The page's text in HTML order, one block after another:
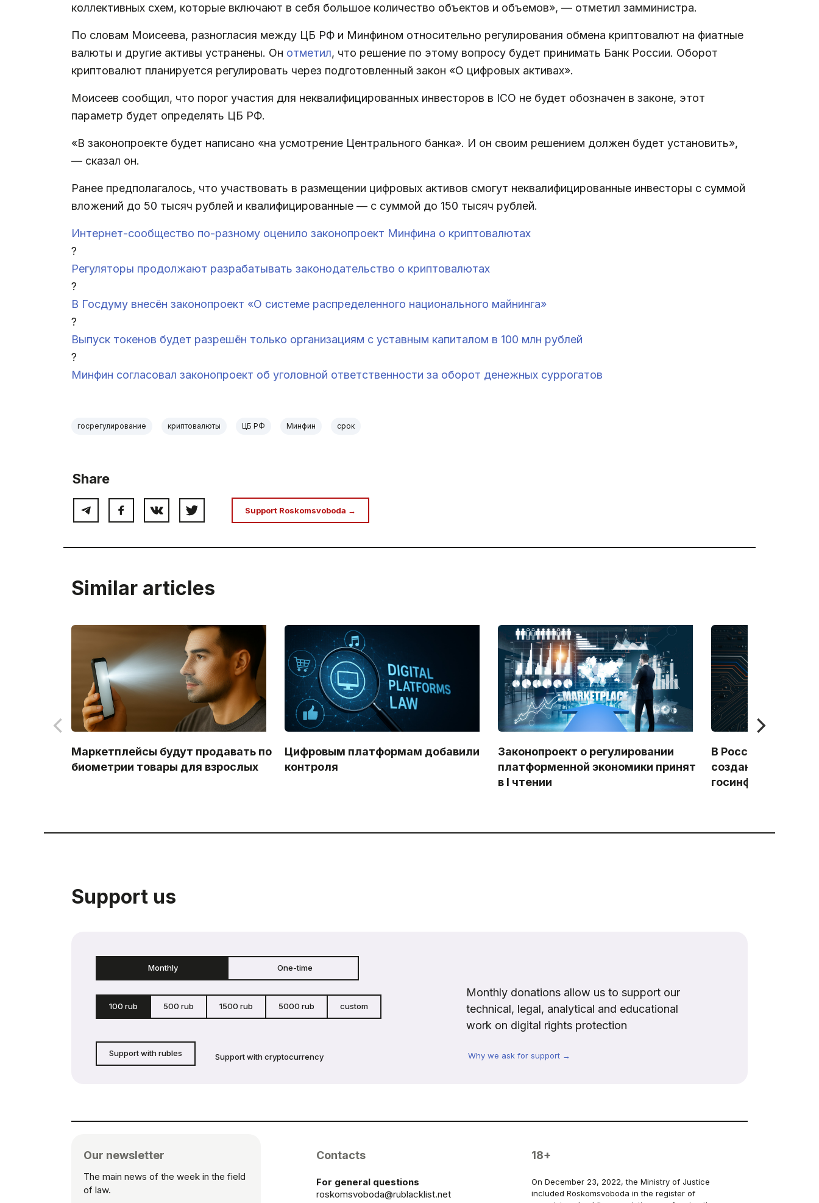
коллективных схем, которые включают в себя большое количество объектов и объемов», — отметил замминистра.
По словам Моисеева, разногласия между ЦБ РФ и Минфином относительно регулирования обмена криптовалют на фиатные
валюты и другие активы устранены. Он отметил, что решение по этому вопросу будет принимать Банк России. Оборот
криптовалют планируется регулировать через подготовленный закон «О цифровых активах».
Моисеев сообщил, что порог участия для неквалифицированных инвесторов в ICO не будет обозначен в законе, этот
параметр будет определять ЦБ РФ.
«В законопроекте будет написано «на усмотрение Центрального банка». И он своим решением должен будет установить»,
— сказал он.
Ранее предполагалось, что участвовать в размещении цифровых активов смогут неквалифицированные инвесторы с суммой
вложений до 50 тысяч рублей и квалифицированные — с суммой до 150 тысяч рублей.
Интернет-сообщество по-разному оценило законопроект Минфина о криптовалютах
?
Регуляторы продолжают разрабатывать законодательство о криптовалютах
?
В Госдуму внесён законопроект «О системе распределенного национального майнинга»
?
Выпуск токенов будет разрешён только организациям с уставным капиталом в 100 млн рублей
?
Минфин согласовал законопроект об уголовной ответственности за оборот денежных суррогатов
госрегулирование криптовалюты ЦБ РФ Минфин срок
Share
Support Roskomsvoboda →
Similar articles
Маркетплейсы будут продавать по
биометрии товары для взрослых
Цифровым платформам добавили
контроля
Законопроект о регулировании
платформенной экономики принят
в I чтении
В России
создания и
госинформсистем
Support us
Monthly One-time
100 rub 500 rub 1500 rub 5000 rub custom
Support with rubles Support with cryptocurrency
Monthly donations allow us to support our
technical, legal, analytical and educational
work on digital rights protection
Why we ask for support →
Our newsletter
The main news of the week in the field
of law.
Contacts
For general questions
roskomsvoboda@rublacklist.net
18+
On December 23, 2022, the Ministry of Justice
included Roskomsvoboda in the register of